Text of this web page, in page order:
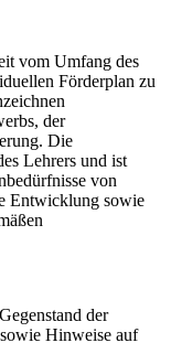
vom Umfang des
Förderplan zu
der
Die
Lehrers und ist
von
Entwicklung sowie
der
Hinweise auf